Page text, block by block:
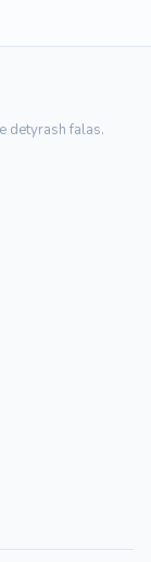
detyrash falas.